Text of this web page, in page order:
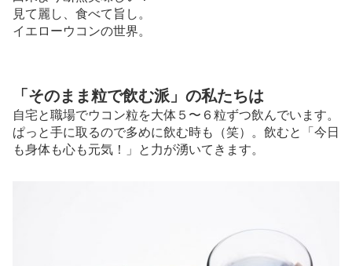
見て麗し、食べて旨し。
イエローウコンの世界。
「そのまま粒で飲む派」の私たちは
自宅と職場でウコン粒を大体５〜６粒ずつ飲んでいます。
ぱっと手に取るので多めに飲む時も（笑）。飲むと「今日
も身体も心も元気！」と力が湧いてきます。